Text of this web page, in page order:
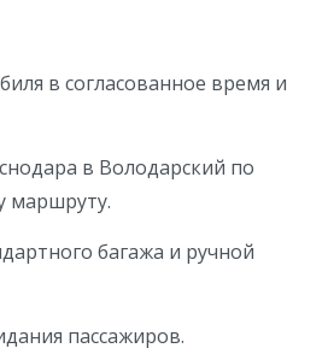
в согласованное время и
в Володарский по
маршруту.
багажа и ручной
пассажиров.